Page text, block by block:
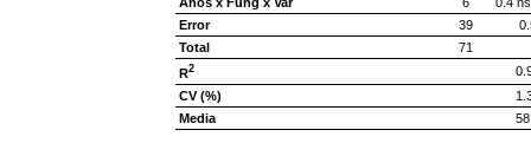
Error
39
Total
71
R2
CV (%)
Media